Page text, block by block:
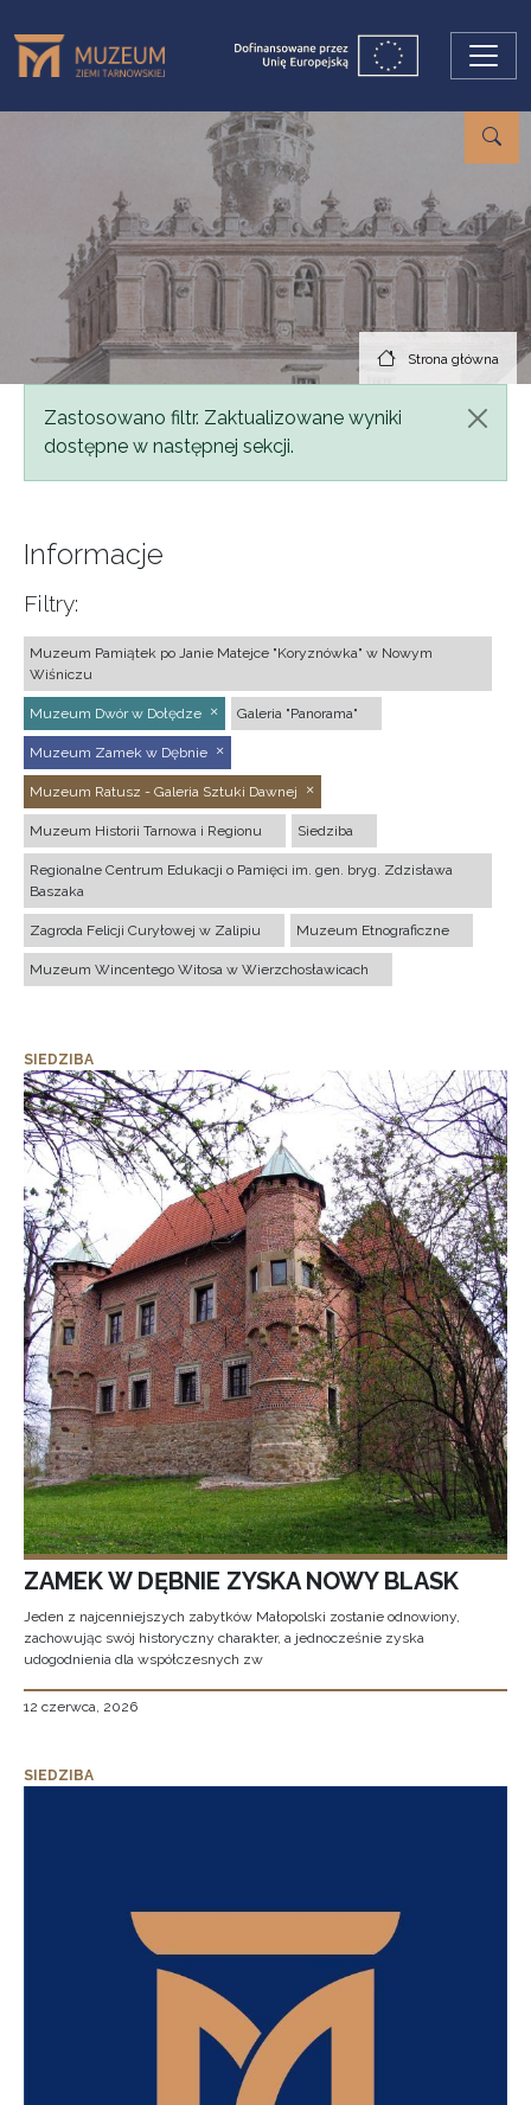
Strona główna
Komunikat
Zastosowano filtr. Zaktualizowane wyniki
dostępne w następnej sekcji.
Informacje
Filtry:
Muzeum Pamiątek po Janie Matejce "Koryznówka" w Nowym
Wiśniczu
Muzeum Dwór w Dołędze Galeria "Panorama"
Muzeum Zamek w Dębnie
Muzeum Ratusz - Galeria Sztuki Dawnej
Muzeum Historii Tarnowa i Regionu Siedziba
Regionalne Centrum Edukacji o Pamięci im. gen. bryg. Zdzisława
Baszaka
Zagroda Felicji Curyłowej w Zalipiu Muzeum Etnograficzne
Muzeum Wincentego Witosa w Wierzchosławicach
SIEDZIBA
ZAMEK W DĘBNIE ZYSKA NOWY BLASK
Jeden z najcenniejszych zabytków Małopolski zostanie odnowiony,
zachowując swój historyczny charakter, a jednocześnie zyska
udogodnienia dla współczesnych zw
12 czerwca, 2026
SIEDZIBA